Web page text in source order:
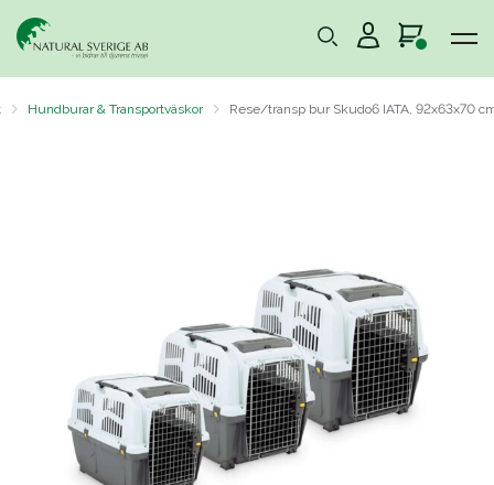
Hundburar & Transportväskor Rese/transp bur Skudo6 IATA, 92x63x70